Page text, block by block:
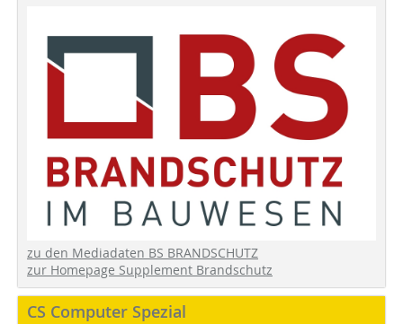
zu den Mediadaten BS BRANDSCHUTZ
zur Homepage Supplement Brandschutz
CS Computer Spezial